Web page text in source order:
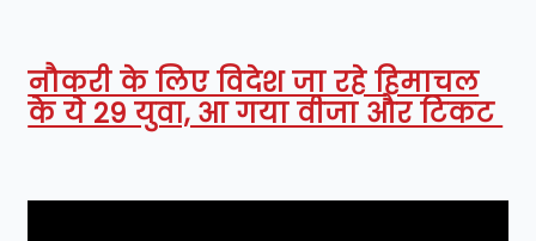
नौकरी के लिए विदेश जा रहे हिमाचल
के ये 29 युवा, आ गया वीजा और टिकट